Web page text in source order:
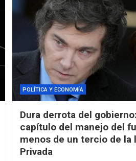
POLÍTICA Y ECONOMÍA
Dura derrota del
capítulo del manejo del
menos de un tercio de la
Privada